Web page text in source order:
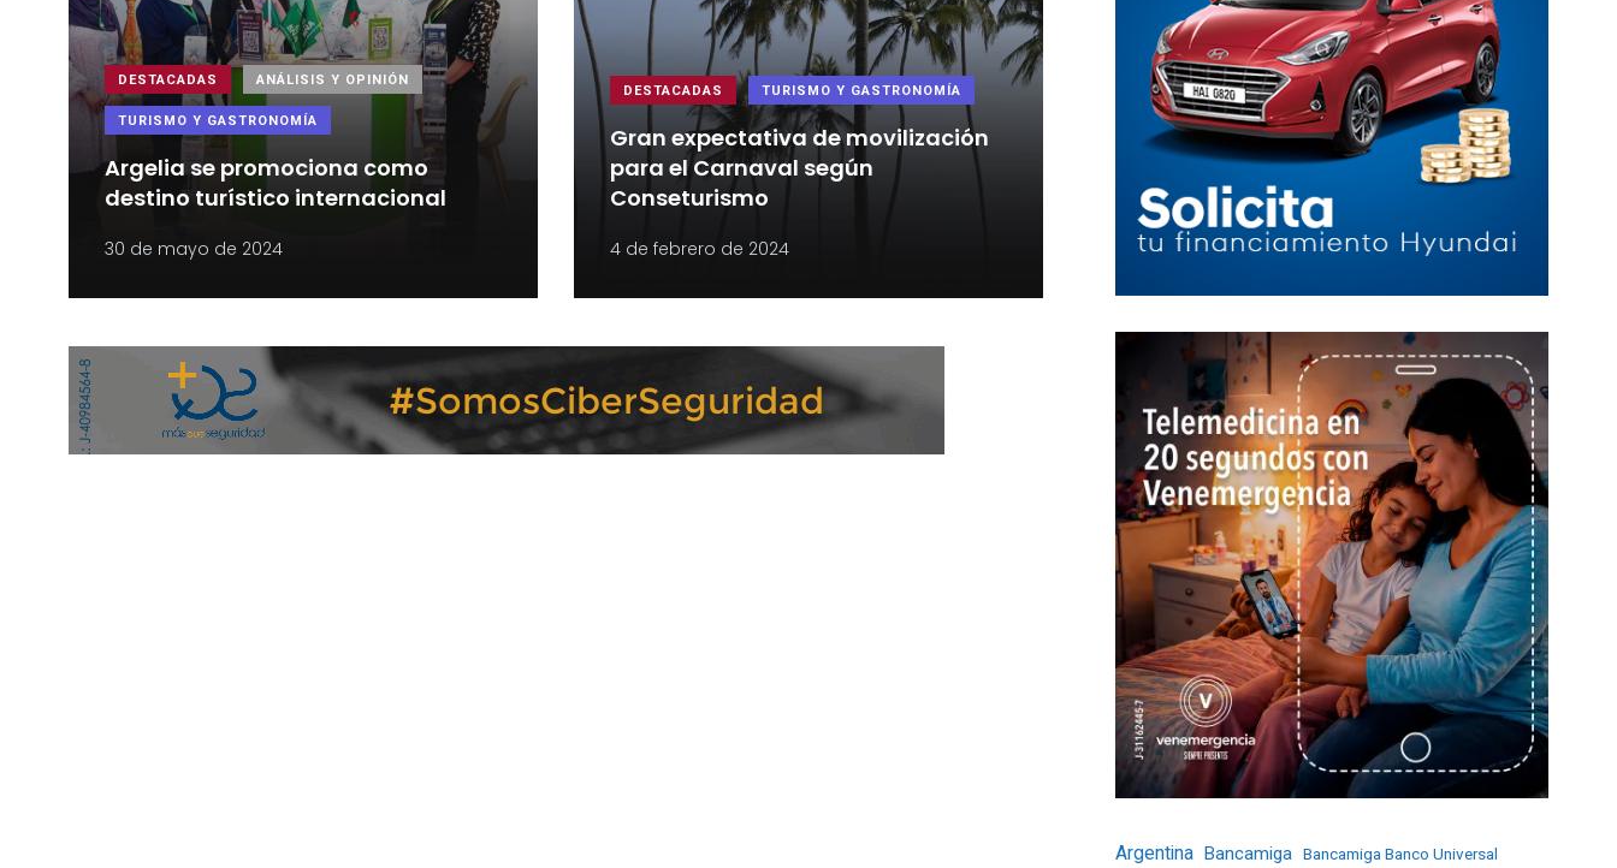
DESTACADAS ANÁLISIS Y OPINIÓN
TURISMO Y GASTRONOMÍA
Argelia se promociona como
destino turístico internacional
30 de mayo de 2024
DESTACADAS TURISMO Y GASTRONOMÍA
Gran expectativa de movilización
para el Carnaval según
Conseturismo
4 de febrero de 2024
Argentina Bancamiga Bancamiga Banco Universal